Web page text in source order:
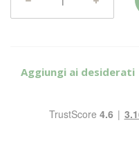
Aggiungi ai desiderati